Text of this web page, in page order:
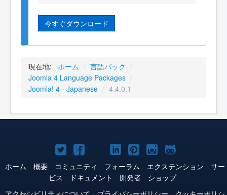
今すぐダウンロード
現在地: ホーム / 言語パック /
Joomla 4 Language Packages /
Joomla! 4 - Japanese / 4.4.0.1
Joomla!
Twitter
Joomla!
Facebook
Joomla!
YouTube
Joomla!
LinkedIn
Joomla!
Pinterest
Joomla!
Instagram
Joomla!
GitHub
ホーム 概要 コミュニティ フォーラム エクステンション
サー
ビス
ドキュメント 開発者
ショップ